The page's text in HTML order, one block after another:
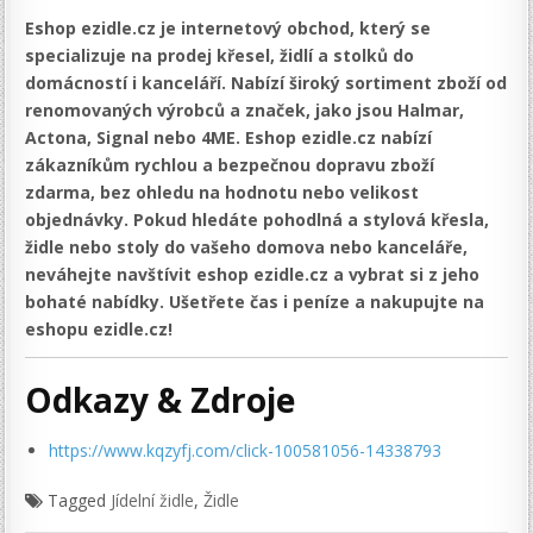
Eshop ezidle.cz je internetový obchod, který se
specializuje na prodej křesel, židlí a stolků do
domácností i kanceláří. Nabízí široký sortiment zboží od
renomovaných výrobců a značek, jako jsou Halmar,
Actona, Signal nebo 4ME. Eshop ezidle.cz nabízí
zákazníkům rychlou a bezpečnou dopravu zboží
zdarma, bez ohledu na hodnotu nebo velikost
objednávky. Pokud hledáte pohodlná a stylová křesla,
židle nebo stoly do vašeho domova nebo kanceláře,
neváhejte navštívit eshop ezidle.cz a vybrat si z jeho
bohaté nabídky. Ušetřete čas i peníze a nakupujte na
eshopu ezidle.cz!
Odkazy & Zdroje
https://www.kqzyfj.com/click-100581056-14338793
Tagged Jídelní židle,Židle